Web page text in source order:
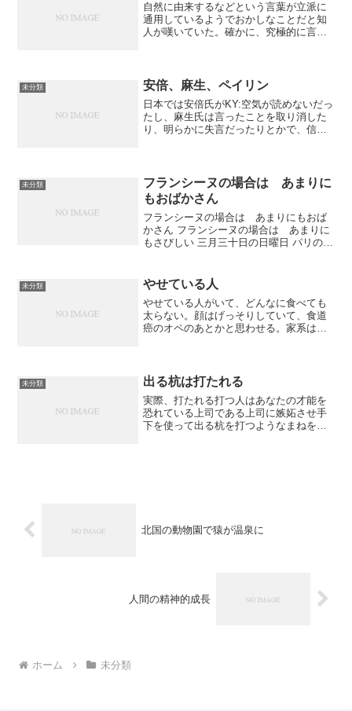
自然に由来するなどという言葉が立派に
通用しているようでおかしなことだと知
人が嘆いていた。確かに、究極的に言え
とそうでないものを指して...
未分類 安倍、麻生、ペイリン
日本では安倍氏がKY:空気が読めないだっ
たし、麻生氏は言ったことを取り消した
り、明らかに失言だったりとかで、信頼
変わらない実態である...
未分類
フランシーヌの場合は あまりに
もおばかさん
フランシーヌの場合は あまりにもおば
かさん フランシーヌの場合は あまりに
もさびしい 三月三十日の日曜日 パリの朝
ない ホントのことを云ったら あまりに
も悲しい フラ...
未分類 やせている人
やせている人がいて、どんなに食べても
太らない。顔はげっそりしていて、食道
癌のオペのあとかと思わせる。家系は全
未分類 出る杭は打たれる
実際、打たれる打つ人はあなたの才能を
恐れている上司である上司に嫉妬させ手
下を使って出る杭を打つようなまねをさ
北国の動物園で猿が温泉に
人間の精神的成長
ホーム 未分類